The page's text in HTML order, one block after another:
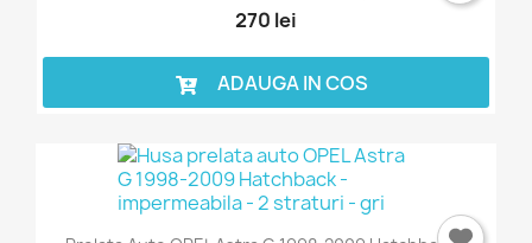
270 lei
ADAUGA IN COS